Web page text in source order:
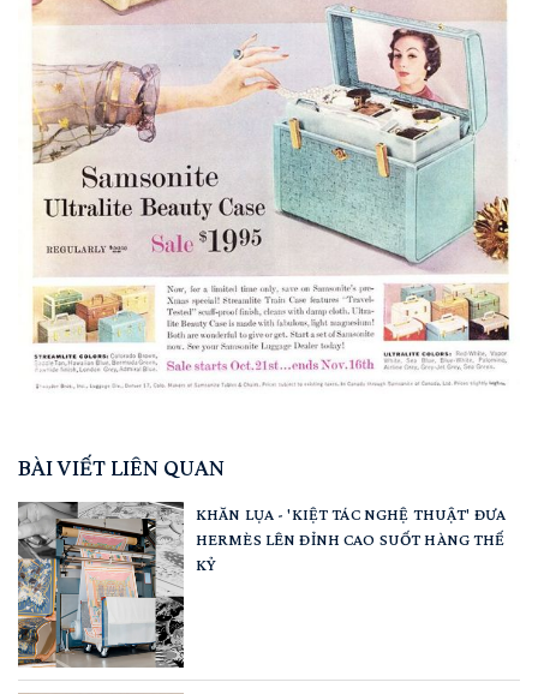
BÀI VIẾT LIÊN QUAN
KHĂN LỤA - 'KIỆT TÁC NGHỆ THUẬT' ĐƯA
HERMÈS LÊN ĐỈNH CAO SUỐT HÀNG THẾ
KỶ